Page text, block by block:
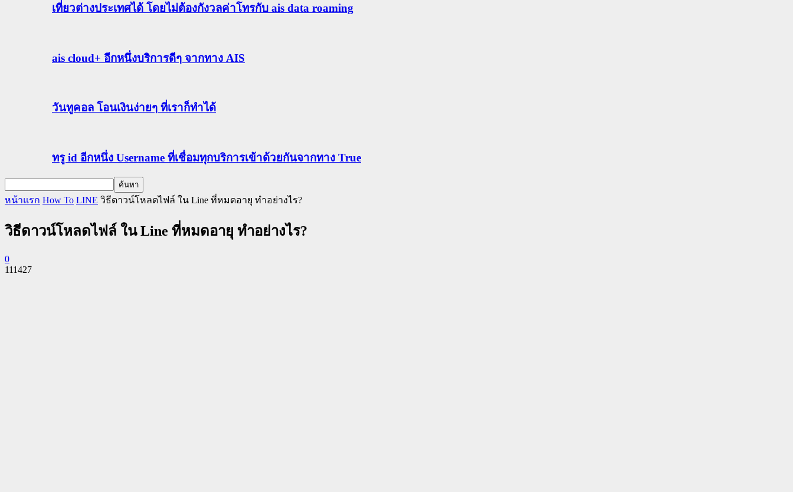
เที่ยวต่างประเทศได้ โดยไม่ต้องกังวลค่าโทรกับ ais data roaming
ais cloud+ อีกหนึ่งบริการดีๆ จากทาง AIS
วันทูคอล โอนเงินง่ายๆ ที่เราก็ทำได้
ทรู id อีกหนึ่ง Username ที่เชื่อมทุกบริการเข้าด้วยกันจากทาง True
หน้าแรก How To LINE วิธีดาวน์โหลดไฟล์ ใน Line ที่หมดอายุ ทำอย่างไร?
วิธีดาวน์โหลดไฟล์ ใน Line ที่หมดอายุ ทำอย่างไร?
0
111427